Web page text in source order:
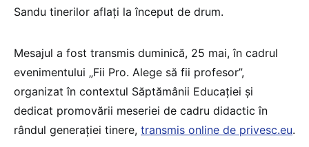
Sandu tinerilor aflați la început de drum.
Mesajul a fost transmis duminică, 25 mai, în cadrul
evenimentului „Fii Pro. Alege să fii profesor”,
organizat în contextul Săptămânii Educației și
dedicat promovării meseriei de cadru didactic în
rândul generației tinere, transmis online de privesc.eu.